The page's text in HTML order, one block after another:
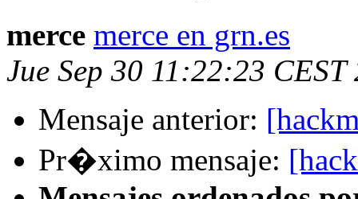
merce merce en grn.es
Jue Sep 30 11:22:23 CEST
Mensaje anterior:
Pr�ximo mensaje: